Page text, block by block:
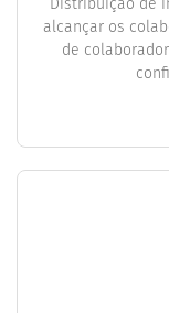
alcançar os
de